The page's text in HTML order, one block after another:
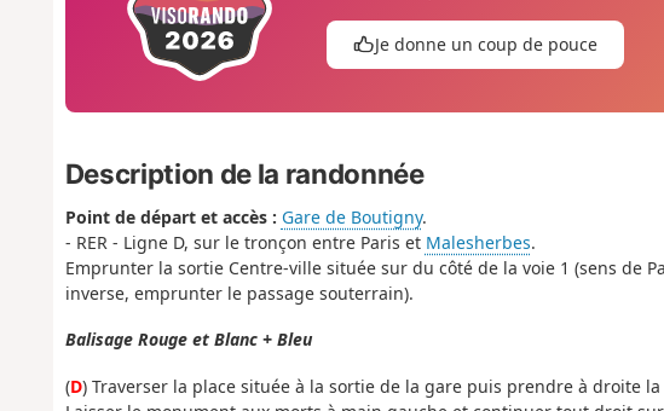
Je donne un coup de pouce
Description de la randonnée
Point de départ et accès : Gare de Boutigny.
- RER - Ligne D, sur le tronçon entre Paris et Malesherbes.
Emprunter la sortie Centre-ville située sur du côté de la voie 1 (sens de
inverse, emprunter le passage souterrain).
Balisage Rouge et Blanc + Bleu
(D) Traverser la place située à la sortie de la gare puis prendre à droite